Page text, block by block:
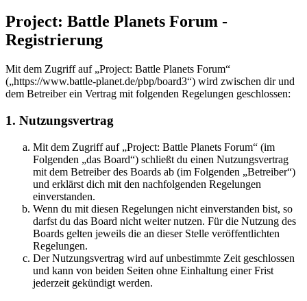
Project: Battle Planets Forum -
Registrierung
Mit dem Zugriff auf „Project: Battle Planets Forum“
(„https://www.battle-planet.de/pbp/board3“) wird zwischen dir und
dem Betreiber ein Vertrag mit folgenden Regelungen geschlossen:
1. Nutzungsvertrag
Mit dem Zugriff auf „Project: Battle Planets Forum“ (im
Folgenden „das Board“) schließt du einen Nutzungsvertrag
mit dem Betreiber des Boards ab (im Folgenden „Betreiber“)
und erklärst dich mit den nachfolgenden Regelungen
einverstanden.
Wenn du mit diesen Regelungen nicht einverstanden bist, so
darfst du das Board nicht weiter nutzen. Für die Nutzung des
Boards gelten jeweils die an dieser Stelle veröffentlichten
Regelungen.
Der Nutzungsvertrag wird auf unbestimmte Zeit geschlossen
und kann von beiden Seiten ohne Einhaltung einer Frist
jederzeit gekündigt werden.